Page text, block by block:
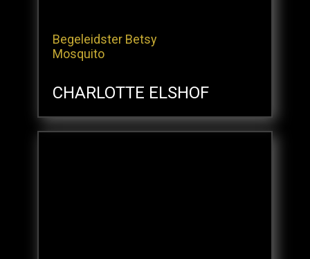
Begeleidster Betsy
Mosquito
CHARLOTTE ELSHOF